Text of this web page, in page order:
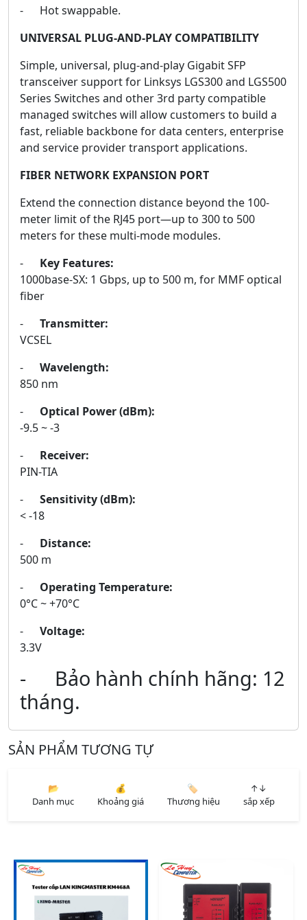
- Hot swappable.
UNIVERSAL PLUG-AND-PLAY COMPATIBILITY
Simple, universal, plug-and-play Gigabit SFP
transceiver support for Linksys LGS300 and LGS500
Series Switches and other 3rd party compatible
managed switches will allow customers to build a
fast, reliable backbone for data centers, enterprise
and service provider transport applications.
FIBER NETWORK EXPANSION PORT
Extend the connection distance beyond the 100-
meter limit of the RJ45 port—up to 300 to 500
meters for these multi-mode modules.
- Key Features:
1000base-SX: 1 Gbps, up to 500 m, for MMF optical
fiber
- Transmitter:
VCSEL
- Wavelength:
850 nm
- Optical Power (dBm):
-9.5 ~ -3
- Receiver:
PIN-TIA
- Sensitivity (dBm):
< -18
- Distance:
500 m
- Operating Temperature:
0°C ~ +70°C
- Voltage:
3.3V
- Bảo hành chính hãng: 12
tháng.
SẢN PHẨM TƯƠNG TỰ
📂
Danh mục
💰
Khoảng giá
🏷️
Thương hiệu
↑↓
sắp xếp